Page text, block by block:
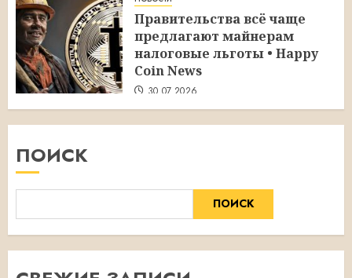
Правительства всё чаще
предлагают майнерам
налоговые льготы • Happy
Coin News
30.07.2026
ПОИСК
ПОИСК